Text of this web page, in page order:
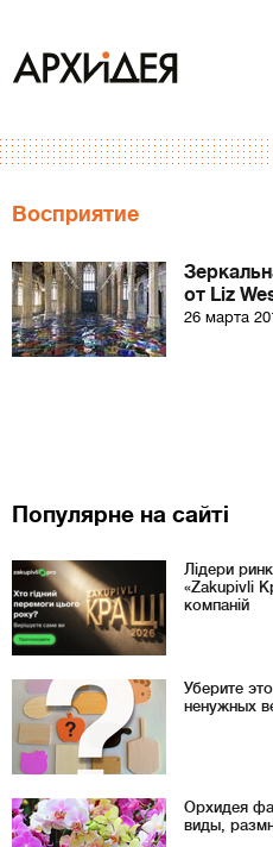
Восприятие
от Liz
26 марта
Популярне на сайті
Лідери
«Zakupivli
компаній
Уберите
ненужных
Орхидея
виды,